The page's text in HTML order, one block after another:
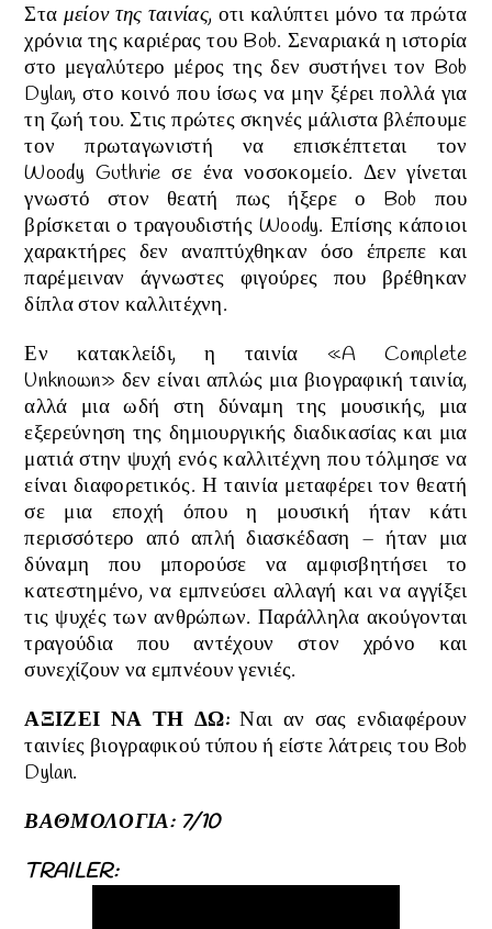
Στα μείον της ταινίας, οτι καλύπτει μόνο τα πρώτα
χρόνια της καριέρας του Bob. Σεναριακά η ιστορία
στο μεγαλύτερο μέρος της δεν συστήνει τον Bob
Dylan, στο κοινό που ίσως να μην ξέρει πολλά για
τη ζωή του. Στις πρώτες σκηνές μάλιστα βλέπουμε
τον πρωταγωνιστή να επισκέπτεται τον
Woody Guthrieσε ένα νοσοκομείο. Δεν γίνεται
γνωστό στον θεατή πως ήξερε ο Bob που
βρίσκεται ο τραγουδιστής Woody. Επίσηςκάποιοι
χαρακτήρες δεν αναπτύχθηκαν όσο έπρεπε και
παρέμειναν άγνωστες φιγούρες που βρέθηκαν
δίπλα στον καλλιτέχνη.
Εν κατακλείδι, η ταινία «A Complete
Unknown» δεν είναι απλώς μια βιογραφική ταινία,
αλλά μια ωδή στη δύναμη της μουσικής, μια
εξερεύνηση της δημιουργικής διαδικασίας και μια
ματιά στην ψυχή ενός καλλιτέχνη που τόλμησε να
είναι διαφορετικός. Η ταινία μεταφέρει τον θεατή
σε μια εποχή όπου η μουσική ήταν κάτι
περισσότερο από απλή διασκέδαση – ήταν μια
δύναμη που μπορούσε να αμφισβητήσει το
κατεστημένο, να εμπνεύσει αλλαγή και να αγγίξει
τις ψυχές των ανθρώπων. Παράλληλα ακούγονται
τραγούδια που αντέχουν στον χρόνο και
συνεχίζουν να εμπνέουν γενιές.
ΑΞΙΖΕΙ ΝΑ ΤΗ ΔΩ:Ναι αν σας ενδιαφέρουν
ταινίες βιογραφικού τύπου ή είστε λάτρεις του Bob
Dylan.
ΒΑΘΜΟΛΟΓΙΑ: 7/10
TRAILER: